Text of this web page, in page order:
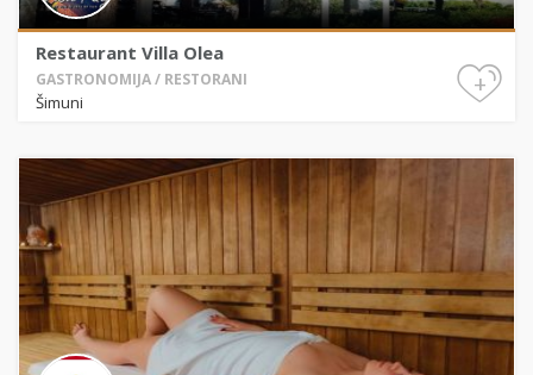
Restaurant Villa Olea
GASTRONOMIJA / RESTORANI
Šimuni
+